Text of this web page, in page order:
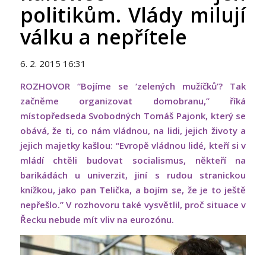
politikům. Vlády milují
válku a nepřítele
6. 2. 2015 16:31
ROZHOVOR “Bojíme se ‘zelených mužíčků’? Tak
začněme organizovat domobranu,” říká
místopředseda Svobodných Tomáš Pajonk, který se
obává, že ti, co nám vládnou, na lidi, jejich životy a
jejich majetky kašlou: “Evropě vládnou lidé, kteří si v
mládí chtěli budovat socialismus, někteří na
barikádách u univerzit, jiní s rudou stranickou
knížkou, jako pan Telička, a bojím se, že je to ještě
nepřešlo.” V rozhovoru také vysvětlil, proč situace v
Řecku nebude mít vliv na eurozónu.